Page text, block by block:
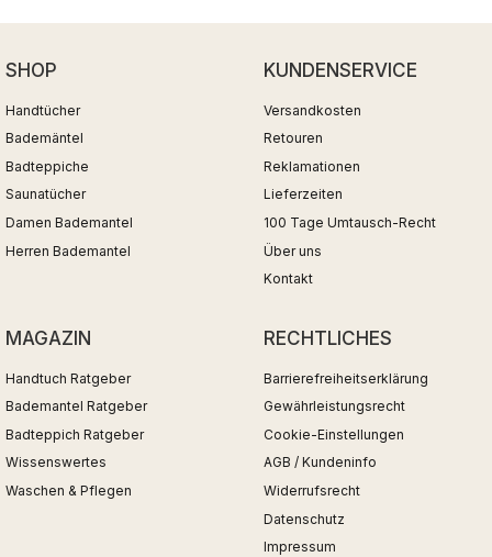
SHOP
Handtücher
Bademäntel
Badteppiche
Saunatücher
Damen Bademantel
Herren Bademantel
KUNDENSERVICE
Versandkosten
Retouren
Reklamationen
Lieferzeiten
100 Tage Umtausch-Recht
Über uns
Kontakt
MAGAZIN
Handtuch Ratgeber
Bademantel Ratgeber
Badteppich Ratgeber
Wissenswertes
Waschen & Pflegen
RECHTLICHES
Barrierefreiheitserklärung
Gewährleistungsrecht
Cookie-Einstellungen
AGB / Kundeninfo
Widerrufsrecht
Datenschutz
Impressum